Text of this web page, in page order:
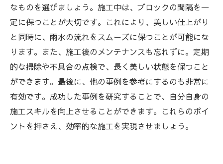
なものを選びましょう。施工中は、ブロックの間隔を一
定に保つことが大切です。これにより、美しい仕上がり
と同時に、雨水の流れをスムーズに保つことが可能にな
ります。また、施工後のメンテナンスも忘れずに。定期
的な掃除や不具合の点検で、長く美しい状態を保つこと
ができます。最後に、他の事例を参考にするのも非常に
有効です。成功した事例を研究することで、自分自身の
施工スキルを向上させることができます。これらのポイ
ントを押さえ、効率的な施工を実現させましょう。